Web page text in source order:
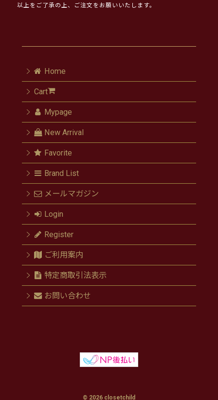
以上をご了承の上、ご注文をお願いいたします。
Home
Cart
Mypage
New Arrival
Favorite
Brand List
メールマガジン
Login
Register
ご利用案内
特定商取引法表示
お問い合わせ
© 2026 closetchild